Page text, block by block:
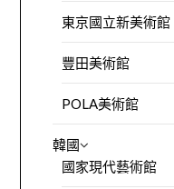
東京國立新美術館
豐田美術館
POLA美術館
韓國
國家現代藝術館